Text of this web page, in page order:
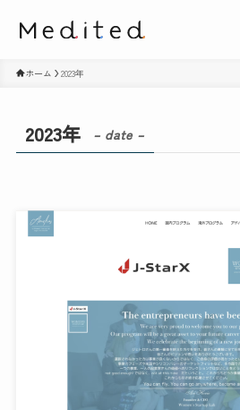
ホーム 2023年
2023年 – date –